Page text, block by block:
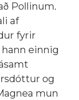
Pollinum.
af
fyrir
einnig
og
mun